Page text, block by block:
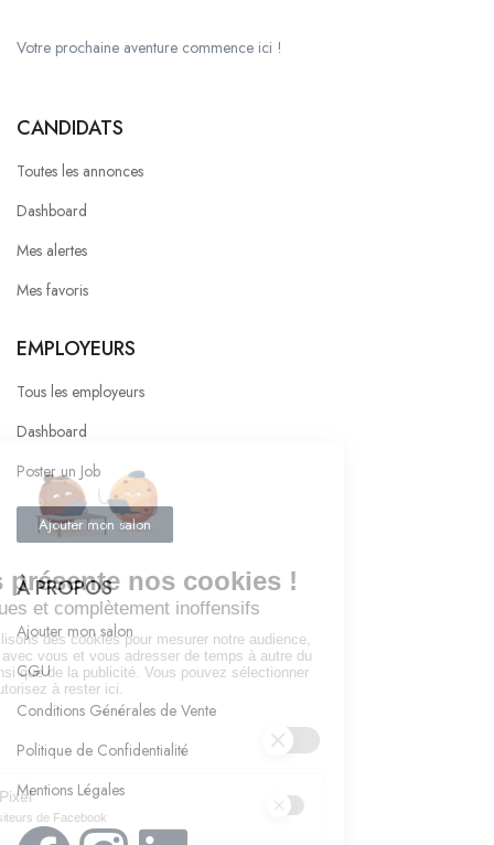
Votre prochaine aventure commence ici !
CANDIDATS
Toutes les annonces
Dashboard
Mes alertes
Mes favoris
EMPLOYEURS
Tous les employeurs
Dashboard
Poster un Job
Ajouter mon salon
À PROPOS
Ajouter mon salon
CGU
Conditions Générales de Vente
Politique de Confidentialité
Mentions Légales